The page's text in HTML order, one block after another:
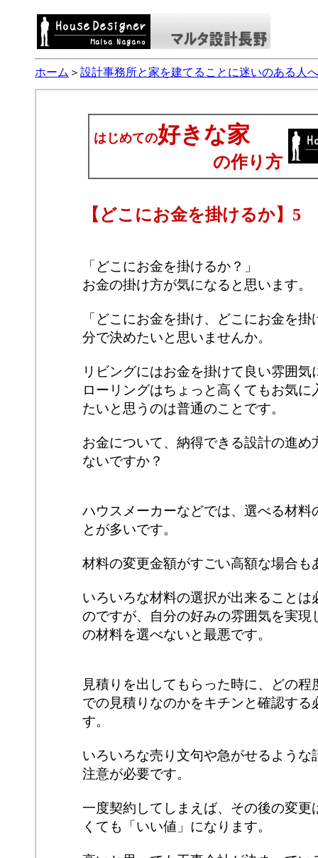
ホーム ＞ 設計事務所と家を建てることに迷いのある人へ
はじめての好きな家
の作り方
【どこにお金を掛けるか】5
「どこにお金を掛けるか？」
お金の掛け方が気になると思います。
「どこにお金を掛け、どこにお金を
分で決めたいと思いませんか。
リビングにはお金を掛けて良い雰囲気
ローリングはちょっと高くてもお気に
たいと思うのは普通のことです。
お金について、納得できる設計の進め
ないですか？
ハウスメーカーなどでは、選べる材料
とが多いです。
材料の変更金額がすごい高額な場合も
いろいろな材料の選択が出来ることは
のですが、自分の好みの雰囲気を実現
の材料を選べないと最悪です。
見積りを出してもらった時に、どの程
での見積りなのかをキチンと確認する
す。
いろいろな売り文句や急がせるような
注意が必要です。
一度契約してしまえば、その後の変更
くても「いい値」になります。